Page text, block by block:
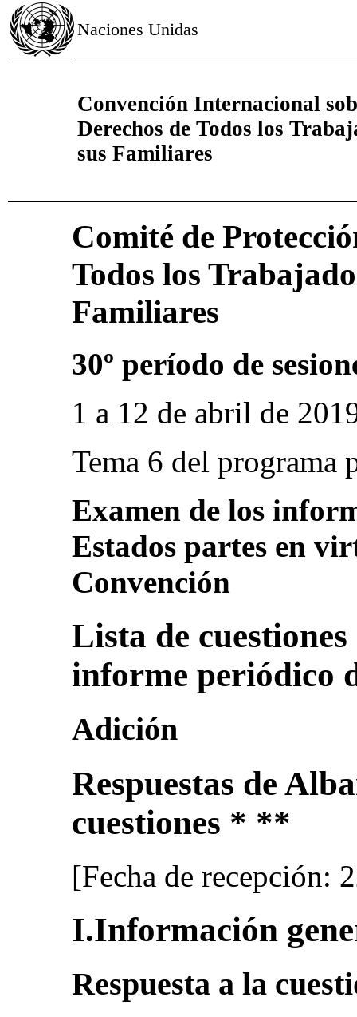
Naciones Unidas
Convención Internacional
Derechos de Todos los
sus Familiares
Comité de
Todos los
Familiares
30º período de
1 a 12 de abril de
Tema 6 del programa
Examen de los
Estados partes en
Convención
Lista de
informe periódico
Adición
Respuestas de
cuestiones * **
[Fecha de recepción:
I.Información
Respuesta a la